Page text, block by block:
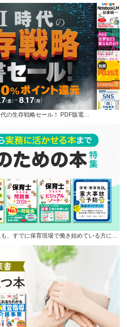
の生存戦略セール！ PDF版電…
、すでに保育現場で働き始めている方に…